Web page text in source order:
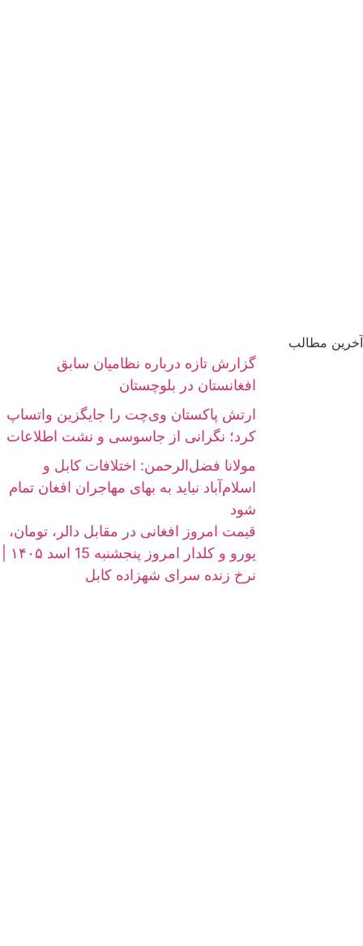
آخرین مطالب
گزارش تازه درباره نظامیان سابق
افغانستان در بلوچستان
ارتش پاکستان وی‌چت را جایگزین واتساپ
کرد؛ نگرانی از جاسوسی و نشت اطلاعات
مولانا فضل‌الرحمن: اختلافات کابل و
اسلام‌آباد نباید به بهای مهاجران افغان تمام
شود
قیمت امروز افغانی در مقابل دالر، تومان،
نرخ زنده سرای شهزاده کابل